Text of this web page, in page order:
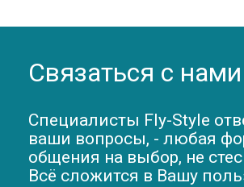
Связаться с нами
Специалисты Fly-Style
ваши вопросы, - любая
общения на выбор, не
Всё сложится в Вашу